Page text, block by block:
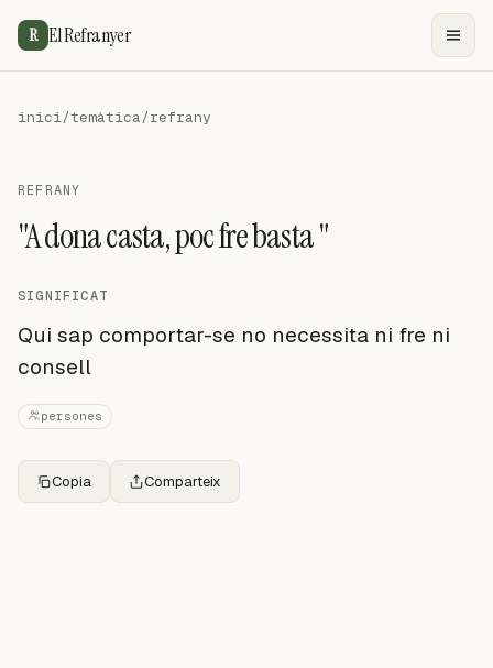
R El Refranyer
inici/temàtica/refrany
REFRANY
"A dona casta, poc fre basta "
SIGNIFICAT
Qui sap comportar-se no necessita ni fre ni
consell
persones
Copia Comparteix